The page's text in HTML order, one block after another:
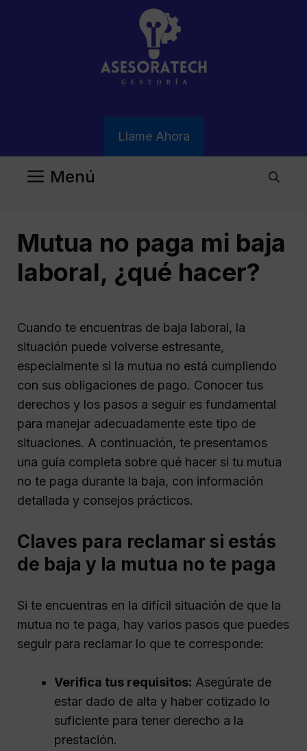
Llame Ahora
Menú
Mutua no paga mi baja
laboral, ¿qué hacer?
Cuando te encuentras de baja laboral, la
situación puede volverse estresante,
especialmente si la mutua no está cumpliendo
con sus obligaciones de pago. Conocer tus
derechos y los pasos a seguir es fundamental
para manejar adecuadamente este tipo de
situaciones. A continuación, te presentamos
una guía completa sobre qué hacer si tu mutua
no te paga durante la baja, con información
detallada y consejos prácticos.
Claves para reclamar si estás
de baja y la mutua no te paga
Si te encuentras en la difícil situación de que la
mutua no te paga, hay varios pasos que puedes
seguir para reclamar lo que te corresponde:
Verifica tus requisitos: Asegúrate de
estar dado de alta y haber cotizado lo
suficiente para tener derecho a la
prestación.